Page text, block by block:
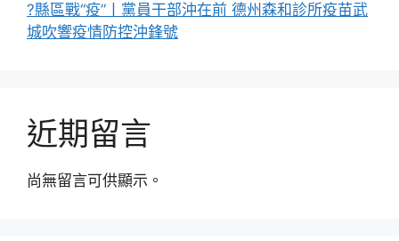
?縣區戰“疫”丨黨員干部沖在前 德州森和診所疫苗武
城吹響疫情防控沖鋒號
近期留言
尚無留言可供顯示。